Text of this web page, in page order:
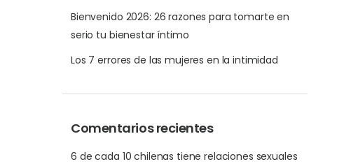
Bienvenido 2026: 26 razones para tomarte en
serio tu bienestar íntimo
Los 7 errores de las mujeres en la intimidad
Comentarios recientes
6 de cada 10 chilenas tiene relaciones sexuales